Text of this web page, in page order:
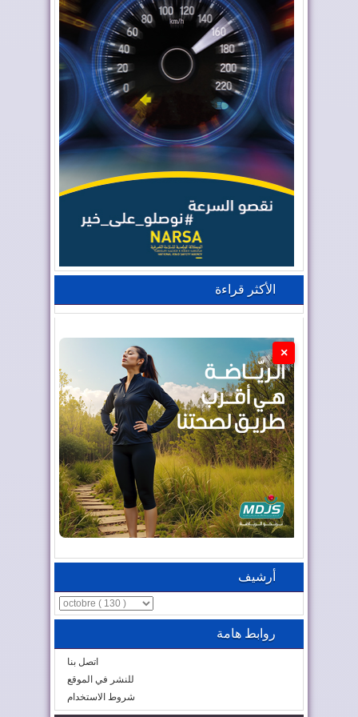
الأكثر قراءة
×
أرشيف
روابط هامة
اتصل بنا
للنشر في الموقع
شروط الاستخدام